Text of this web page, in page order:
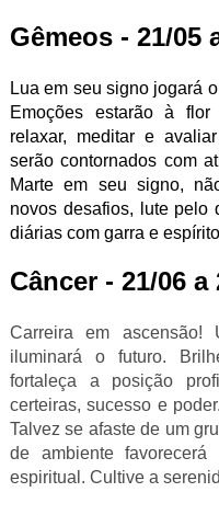
Gêmeos - 21/05
Lua em seu signo jogará
Emoções estarão à
relaxar, meditar e
serão contornados com
Marte em seu signo,
novos desafios, lute pelo
diárias com garra e
Câncer - 21/06 a
Carreira em ascensão!
iluminará o futuro.
fortaleça a posição
certeiras, sucesso e
Talvez se afaste de um
de ambiente
espiritual. Cultive a